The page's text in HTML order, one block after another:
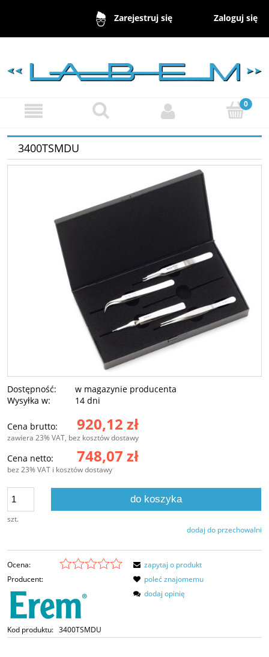
Zarejestruj się Zaloguj się
3400TSMDU
Dostępność:
w magazynie producenta
Wysyłka w:
14 dni
Cena brutto: 920,12 zł
zawiera 23% VAT, bez kosztów dostawy
Cena netto: 748,07 zł
bez 23% VAT i kosztów dostawy
szt.
do koszyka
dodaj do przechowalni
Ocena:
Producent:
Kod produktu: 3400TSMDU
zapytaj o produkt
poleć znajomemu
dodaj opinię